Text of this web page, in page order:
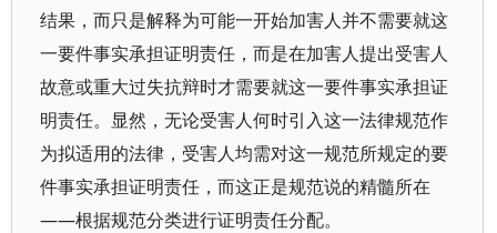
结果，而只是解释为可能一开始加害人并不需要就这
一要件事实承担证明责任，而是在加害人提出受害人
故意或重大过失抗辩时才需要就这一要件事实承担证
明责任。显然，无论受害人何时引入这一法律规范作
为拟适用的法律，受害人均需对这一规范所规定的要
件事实承担证明责任，而这正是规范说的精髓所在
——根据规范分类进行证明责任分配。